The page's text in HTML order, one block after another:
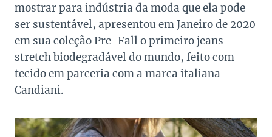
mostrar para indústria da moda que ela pode
ser sustentável, apresentou em Janeiro de 2020
em sua coleção Pre-Fall o primeiro jeans
stretch biodegradável do mundo, feito com
tecido em parceria com a marca italiana
Candiani.